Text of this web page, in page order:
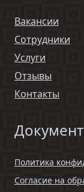
Вакансии
Сотрудники
Услуги
Отзывы
Контакты
Политика
Согласие на